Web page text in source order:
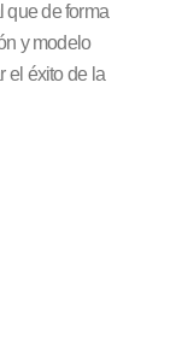
que de forma
y modelo
el éxito de la